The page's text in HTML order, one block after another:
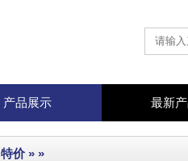
产品展示 最新
特价» »